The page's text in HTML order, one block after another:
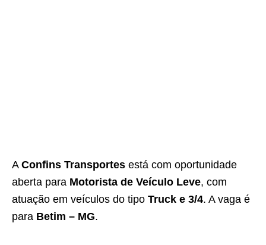
A Confins Transportes está com oportunidade
aberta para Motorista de Veículo Leve, com
atuação em veículos do tipo Truck e 3/4. A vaga é
para Betim – MG.